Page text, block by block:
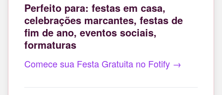
Perfeito para: festas em casa,
celebrações marcantes, festas de
fim de ano, eventos sociais,
formaturas
Comece sua Festa Gratuita no Fotify →